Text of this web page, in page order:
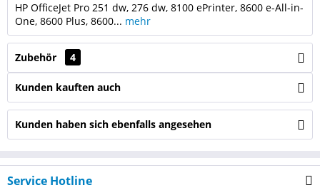
HP OfficeJet Pro 251 dw, 276 dw, 8100 ePrinter, 8600 e-All-in-
One, 8600 Plus, 8600... mehr
Zubehör 4
Kunden kauften auch
Kunden haben sich ebenfalls angesehen
Service Hotline